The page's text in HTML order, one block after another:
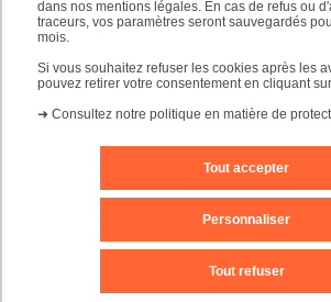
dans nos mentions légales. En cas de refus ou
traceurs, vos paramètres seront sauvegardés
mois.
Si vous souhaitez refuser les cookies après les
pouvez retirer votre consentement en cliquant
➜ Consultez notre politique en matière de
Tout accepter
Tout refuser
Personnaliser
Contact
Plan d'accès Plan du site